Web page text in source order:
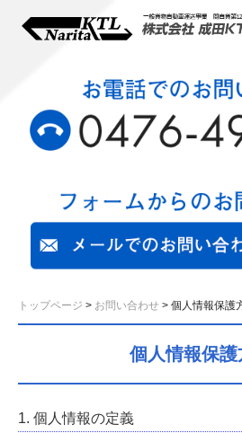
会社概要
営業案内
車両一覧
お問い合わせ
個人情報保護方針
トップページ お問い合わせ 個人情報保護
個人情報保護
1. 個人情報の定義